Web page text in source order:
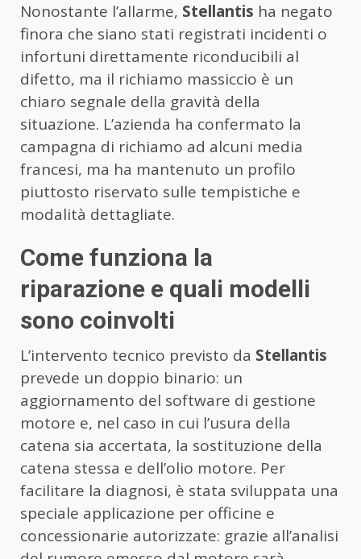
Nonostante l’allarme, Stellantis ha negato
finora che siano stati registrati incidenti o
infortuni direttamente riconducibili al
difetto, ma il richiamo massiccio è un
chiaro segnale della gravità della
situazione. L’azienda ha confermato la
campagna di richiamo ad alcuni media
francesi, ma ha mantenuto un profilo
piuttosto riservato sulle tempistiche e
modalità dettagliate.
Come funziona la
riparazione e quali modelli
sono coinvolti
L’intervento tecnico previsto da Stellantis
prevede un doppio binario: un
aggiornamento del software di gestione
motore e, nel caso in cui l’usura della
catena sia accertata, la sostituzione della
catena stessa e dell’olio motore. Per
facilitare la diagnosi, è stata sviluppata una
speciale applicazione per officine e
concessionarie autorizzate: grazie all’analisi